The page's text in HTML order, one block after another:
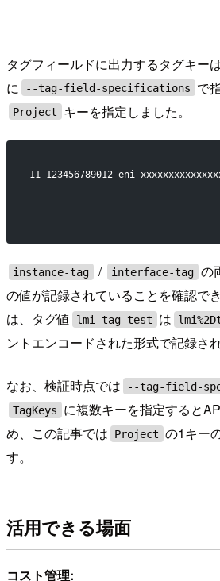
タグフィールドに出力するタグキー
に
--tag-field-specifications で
Project キーを指定しました。
11 123456789012 eni-
instance-tag / interface-tag の
の値が記録されていることを確認で
は、タグ値
lmi-tag-test は
ントエンコードされた形式で記録さ
なお、検証時点では --tag-field-
TagKeys
に複数キーを指定すると
め、この記事では
Project の1キー
す。
活用できる場面
コスト管理: